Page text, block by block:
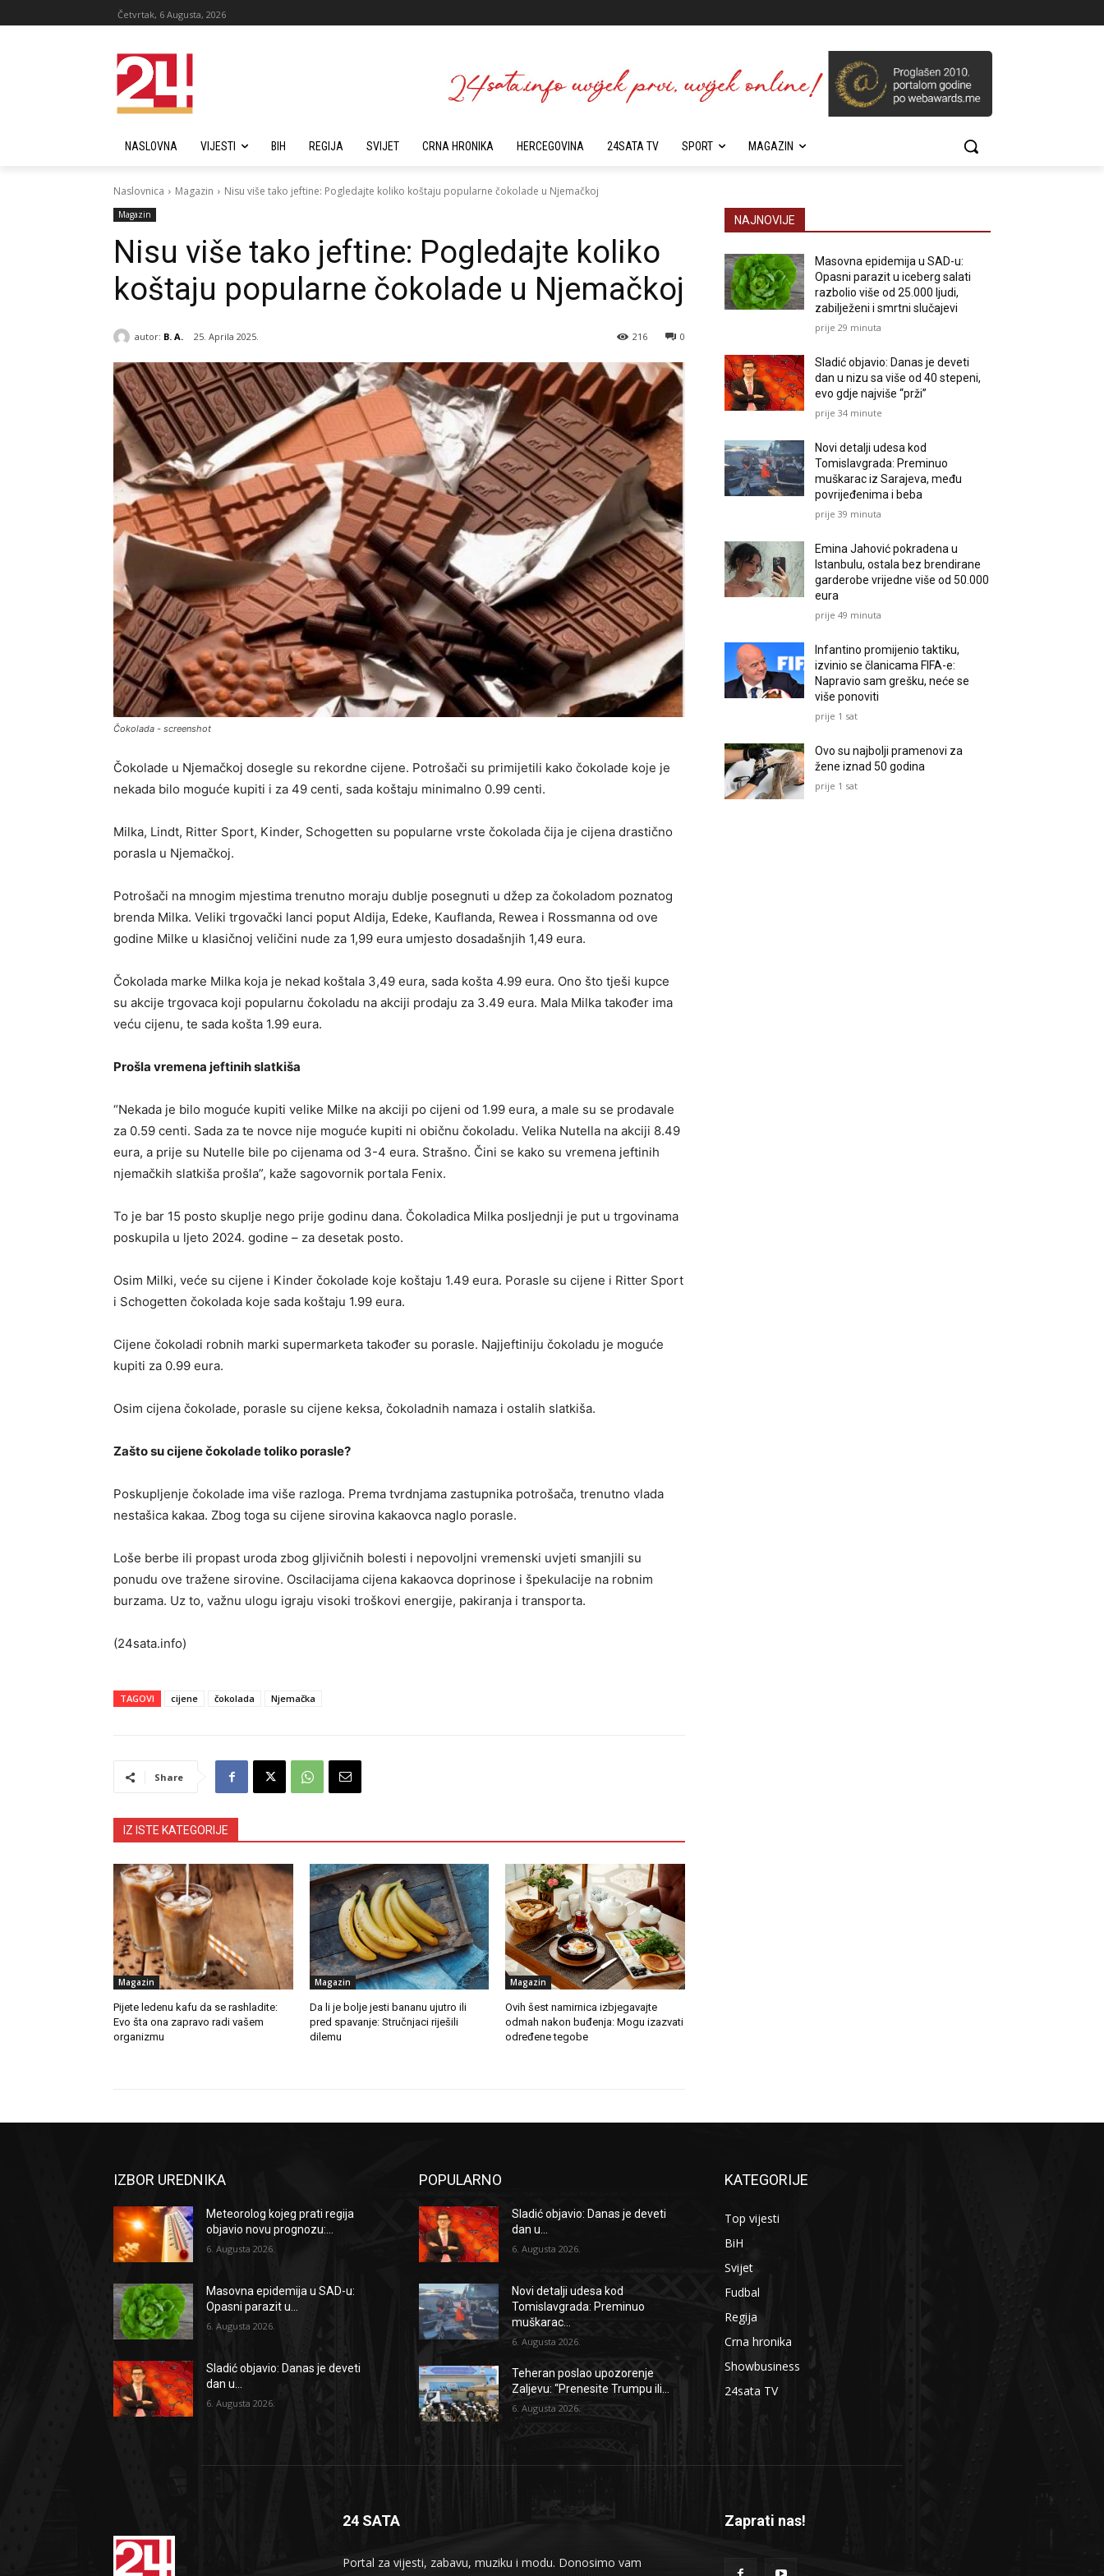
Četvrtak, 6 Augusta, 2026
NASLOVNA VIJESTI BIH REGIJA SVIJET CRNA HRONIKA HERCEGOVINA 24SATA TV SPORT MAGAZIN
Naslovnica Magazin Nisu više tako jeftine: Pogledajte koliko koštaju popularne čokolade u Njemačkoj
Magazin
Nisu više tako jeftine: Pogledajte koliko
koštaju popularne čokolade u Njemačkoj
autor: B. A. 25. Aprila 2025. 0
216
Čokolada - screenshot
Čokolade u Njemačkoj dosegle su rekordne cijene. Potrošači su primijetili kako čokolade koje je
nekada bilo moguće kupiti i za 49 centi, sada koštaju minimalno 0.99 centi.
Milka, Lindt, Ritter Sport, Kinder, Schogetten su popularne vrste čokolada čija je cijena drastično
porasla u Njemačkoj.
Potrošači na mnogim mjestima trenutno moraju dublje posegnuti u džep za čokoladom poznatog
brenda Milka. Veliki trgovački lanci poput Aldija, Edeke, Kauflanda, Rewea i Rossmanna od ove
godine Milke u klasičnoj veličini nude za 1,99 eura umjesto dosadašnjih 1,49 eura.
Čokolada marke Milka koja je nekad koštala 3,49 eura, sada košta 4.99 eura. Ono što tješi kupce
su akcije trgovaca koji popularnu čokoladu na akciji prodaju za 3.49 eura. Mala Milka također ima
veću cijenu, te sada košta 1.99 eura.
Prošla vremena jeftinih slatkiša
“Nekada je bilo moguće kupiti velike Milke na akciji po cijeni od 1.99 eura, a male su se prodavale
za 0.59 centi. Sada za te novce nije moguće kupiti ni običnu čokoladu. Velika Nutella na akciji 8.49
eura, a prije su Nutelle bile po cijenama od 3-4 eura. Strašno. Čini se kako su vremena jeftinih
njemačkih slatkiša prošla”, kaže sagovornik portala Fenix.
To je bar 15 posto skuplje nego prije godinu dana. Čokoladica Milka posljednji je put u trgovinama
poskupila u ljeto 2024. godine – za desetak posto.
Osim Milki, veće su cijene i Kinder čokolade koje koštaju 1.49 eura. Porasle su cijene i Ritter Sport
i Schogetten čokolada koje sada koštaju 1.99 eura.
Cijene čokoladi robnih marki supermarketa također su porasle. Najjeftiniju čokoladu je moguće
kupiti za 0.99 eura.
Osim cijena čokolade, porasle su cijene keksa, čokoladnih namaza i ostalih slatkiša.
Zašto su cijene čokolade toliko porasle?
Poskupljenje čokolade ima više razloga. Prema tvrdnjama zastupnika potrošača, trenutno vlada
nestašica kakaa. Zbog toga su cijene sirovina kakaovca naglo porasle.
Loše berbe ili propast uroda zbog gljivičnih bolesti i nepovoljni vremenski uvjeti smanjili su
ponudu ove tražene sirovine. Oscilacijama cijena kakaovca doprinose i špekulacije na robnim
burzama. Uz to, važnu ulogu igraju visoki troškovi energije, pakiranja i transporta.
(24sata.info)
TAGOVI cijene čokolada Njemačka
Share
IZ ISTE KATEGORIJE
Magazin
Pijete ledenu kafu da se rashladite:
Evo šta ona zapravo radi vašem
organizmu
Magazin
Da li je bolje jesti bananu ujutro ili
pred spavanje: Stručnjaci riješili
dilemu
Magazin
Ovih šest namirnica izbjegavajte
odmah nakon buđenja: Mogu izazvati
određene tegobe
NAJNOVIJE
Masovna epidemija u SAD-u:
Opasni parazit u iceberg salati
razbolio više od 25.000 ljudi,
zabilježeni i smrtni slučajevi
prije 29 minuta
Sladić objavio: Danas je deveti
dan u nizu sa više od 40 stepeni,
evo gdje najviše “prži”
prije 34 minute
Novi detalji udesa kod
Tomislavgrada: Preminuo
muškarac iz Sarajeva, među
povrijeđenima i beba
prije 39 minuta
Emina Jahović pokradena u
Istanbulu, ostala bez brendirane
garderobe vrijedne više od 50.000
eura
prije 49 minuta
Infantino promijenio taktiku,
izvinio se članicama FIFA-e:
Napravio sam grešku, neće se
više ponoviti
prije 1 sat
Ovo su najbolji pramenovi za
žene iznad 50 godina
prije 1 sat
IZBOR UREDNIKA
Meteorolog kojeg prati regija
objavio novu prognozu:...
6. Augusta 2026.
Masovna epidemija u SAD-u:
Opasni parazit u...
6. Augusta 2026.
Sladić objavio: Danas je deveti
dan u...
6. Augusta 2026.
POPULARNO
Sladić objavio: Danas je deveti
dan u...
6. Augusta 2026.
Novi detalji udesa kod
Tomislavgrada: Preminuo
muškarac...
6. Augusta 2026.
Teheran poslao upozorenje
Zaljevu: “Prenesite Trumpu ili...
6. Augusta 2026.
KATEGORIJE
Top vijesti
BiH
Svijet
Fudbal
Regija
Crna hronika
Showbusiness
24sata TV
24 SATA
Portal za vijesti, zabavu, muziku i modu. Donosimo vam
Zaprati nas!